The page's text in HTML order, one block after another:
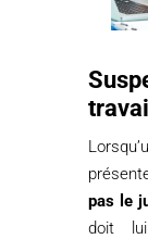
travail
pas le
doit